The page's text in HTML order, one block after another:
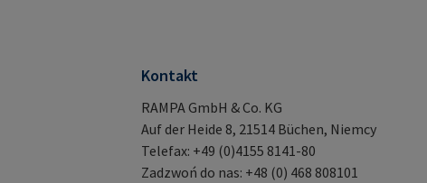
Kontakt
RAMPA GmbH & Co. KG
Auf der Heide 8, 21514 Büchen, Niemcy
Telefax: +49 (0)4155 8141-80
Zadzwoń do nas: +48 (0) 468 808101